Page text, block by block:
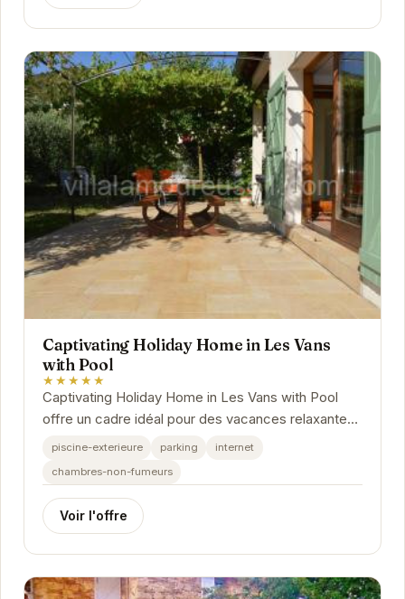
Captivating Holiday Home in Les Vans
with Pool
★★★★★
Captivating Holiday Home in Les Vans with Pool
offre un cadre idéal pour des vacances relaxantes.
Avec sa piscine privée, ses espaces de vie...
piscine-exterieure parking
internet
chambres-non-fumeurs
Voir l'offre